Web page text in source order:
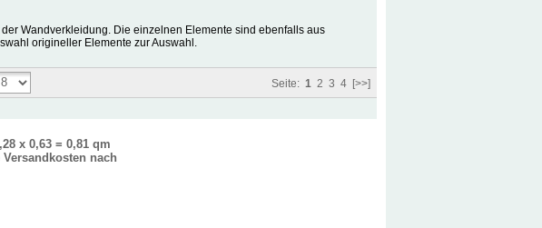
Wandverkleidung. Die einzelnen Elemente sind ebenfalls aus
origineller Elemente zur Auswahl.
Seite: 1 2 3 4 [>>]
x 0,63 = 0,81 qm
nach